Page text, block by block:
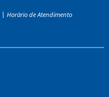
Horário de Atendimento